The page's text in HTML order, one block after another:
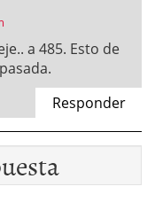
a 485. Esto de
Responder